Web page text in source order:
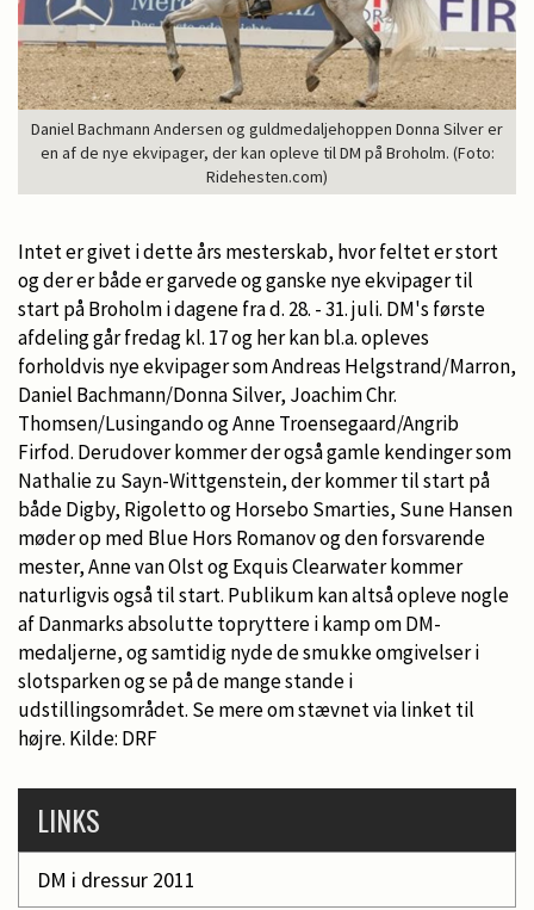
Daniel Bachmann Andersen og guldmedaljehoppen Donna Silver er
en af de nye ekvipager, der kan opleve til DM på Broholm. (Foto:
Ridehesten.com)
Intet er givet i dette års mesterskab, hvor feltet er stort
og der er både er garvede og ganske nye ekvipager til
start på Broholm i dagene fra d. 28. - 31. juli. DM's første
afdeling går fredag kl. 17 og her kan bl.a. opleves
forholdvis nye ekvipager som Andreas Helgstrand/Marron,
Daniel Bachmann/Donna Silver, Joachim Chr.
Thomsen/Lusingando og Anne Troensegaard/Angrib
Firfod. Derudover kommer der også gamle kendinger som
Nathalie zu Sayn-Wittgenstein, der kommer til start på
både Digby, Rigoletto og Horsebo Smarties, Sune Hansen
møder op med Blue Hors Romanov og den forsvarende
mester, Anne van Olst og Exquis Clearwater kommer
naturligvis også til start. Publikum kan altså opleve nogle
af Danmarks absolutte topryttere i kamp om DM-
medaljerne, og samtidig nyde de smukke omgivelser i
slotsparken og se på de mange stande i
udstillingsområdet. Se mere om stævnet via linket til
højre. Kilde: DRF
LINKS
DM i dressur 2011